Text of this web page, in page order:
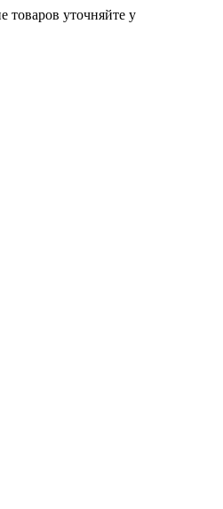
товаров уточняйте у